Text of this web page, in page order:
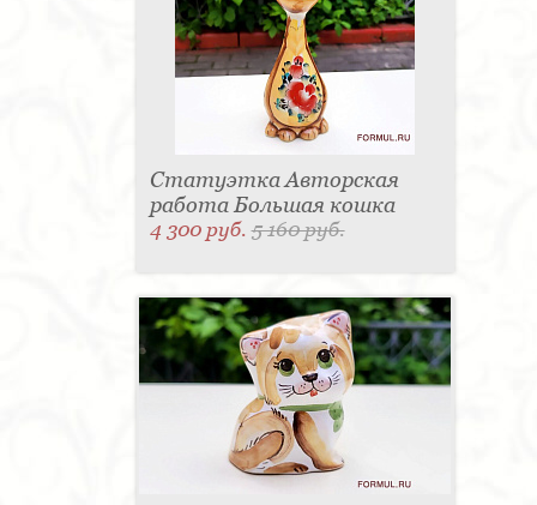
Статуэтка Авторская
работа Большая кошка
4 300 руб.5 160 руб.